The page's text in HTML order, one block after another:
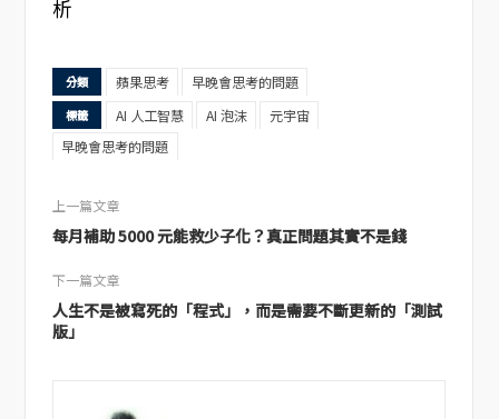
析
分類 蘋果思考 早晚會思考的問題
標籤 AI 人工智慧 AI 泡沫
元宇宙
早晚會思考的問題
上一篇文章
每月補助 5000 元能救少子化？真正問題其實不是錢
下一篇文章
人生不是被寫死的「程式」，而是需要不斷更新的「測試
版」